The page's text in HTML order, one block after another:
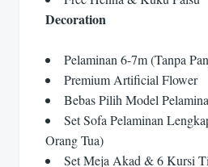
Decoration
Pelaminan 6-7m (Tanpa
Premium Artificial Flower
Bebas Pilih Model
Set Sofa Pelaminan
Orang Tua)
Set Meja Akad & 6 Kursi